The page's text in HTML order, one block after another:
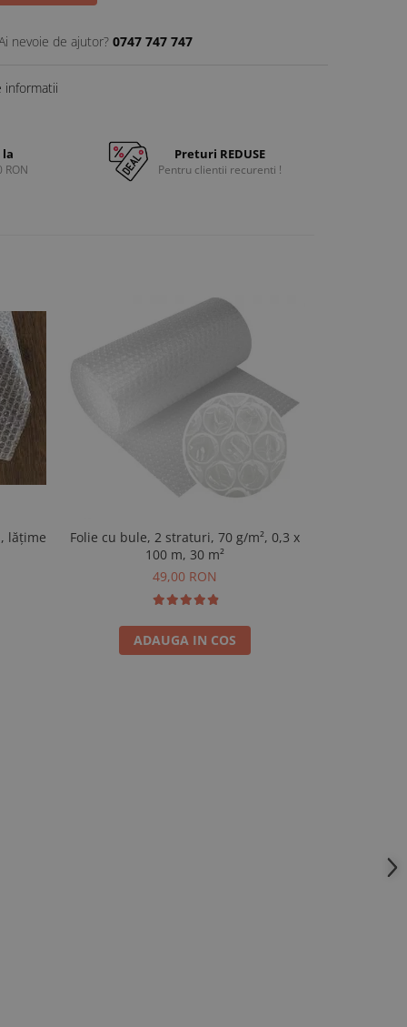
nevoie de ajutor? 0747 747 747
informatii
la Preturi REDUSE
Pentru clientii recurenti !
lățime
Folie cu bule, 2 straturi, 70 g/m², 0,3 x
100 m, 30 m²
49,00 RON
ADAUGA IN COS